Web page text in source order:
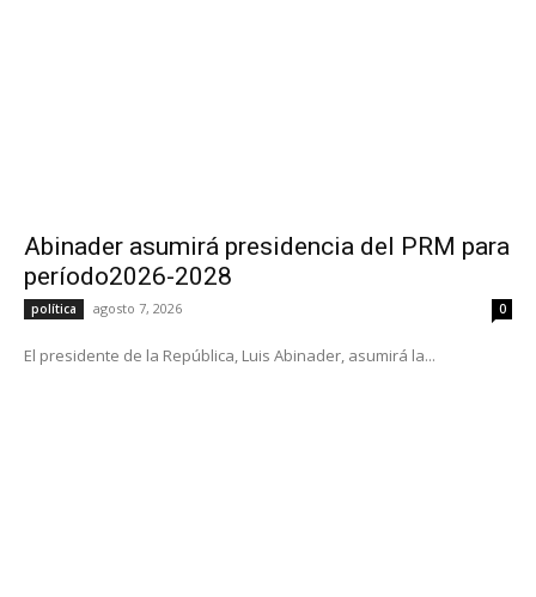
Abinader asumirá presidencia del PRM para
período2026-2028
política agosto 7, 2026 0
El presidente de la República, Luis Abinader, asumirá la...